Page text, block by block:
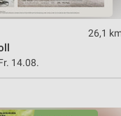
26,1
14.08.
von Daten aus